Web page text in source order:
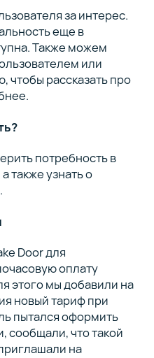
за интерес.
еще в
Также можем
или
чтобы рассказать про
потребность в
также узнать о
Door для
оплату
этого мы добавили на
новый тариф при
пытался оформить
сообщали, что такой
на